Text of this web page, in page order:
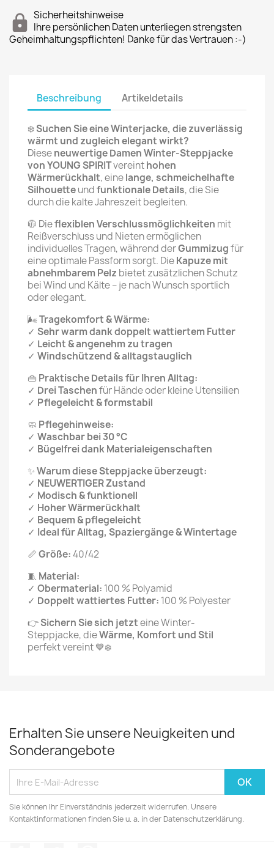
Sicherheitshinweise
Ihre persönlichen Daten unterliegen strengsten
Geheimhaltungspflichten! Danke für das Vertrauen :-)
Beschreibung Artikeldetails
❄️Suchen Sie eine Winterjacke, die zuverlässig
wärmt und zugleich elegant wirkt?
Dieseneuwertige Damen Winter-Steppjacke
von YOUNG SPIRITvereinthohen
Wärmerückhalt, einelange, schmeichelhafte
Silhouetteundfunktionale Details, die Sie
durch die kalte Jahreszeit begleiten.
🧥 Dieflexiblen Verschlussmöglichkeiten mit
Reißverschluss und Nieten ermöglichen
individuelles Tragen, während derGummizugfür
eine optimale Passform sorgt. DieKapuze mit
abnehmbarem Pelz bietet zusätzlichen Schutz
bei Wind und Kälte – je nach Wunsch sportlich
oder elegant.
🌬️Tragekomfort & Wärme:
✓ Sehr warm dank doppelt wattiertem Futter
✓ Leicht & angenehm zu tragen
✓ Windschützend & alltagstauglich
👜 Praktische Details für Ihren Alltag:
✓ Drei Taschenfür Hände oder kleine Utensilien
✓ Pflegeleicht & formstabil
🧼 Pflegehinweise:
✓ Waschbar bei 30 °C
✓ Bügelfrei dank Materialeigenschaften
✨Warum diese Steppjacke überzeugt:
✓ NEUWERTIGER Zustand
✓ Modisch & funktionell
✓ Hoher Wärmerückhalt
✓ Bequem & pflegeleicht
✓ Ideal für Alltag, Spaziergänge & Wintertage
📏Größe:40/42
🧵 Material:
✓ Obermaterial: 100 % Polyamid
✓ Doppelt wattiertes Futter: 100 % Polyester
👉Sichern Sie sich jetzteine Winter-
Steppjacke, dieWärme, Komfort und Stil
perfekt vereint 💙❄️
Erhalten Sie unsere Neuigkeiten und
Sonderangebote
Sie können Ihr Einverständnis jederzeit widerrufen. Unsere
Kontaktinformationen finden Sie u. a. in der Datenschutzerklärung.